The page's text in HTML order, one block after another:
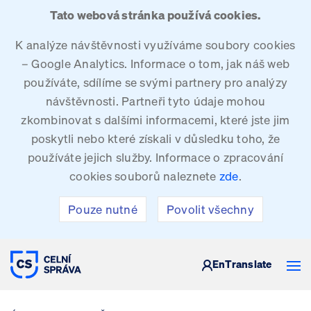
Tato webová stránka používá cookies.
K analýze návštěvnosti využíváme soubory cookies
– Google Analytics. Informace o tom, jak náš web
používáte, sdílíme se svými partnery pro analýzy
návštěvnosti. Partneři tyto údaje mohou
zkombinovat s dalšími informacemi, které jste jim
poskytli nebo které získali v důsledku toho, že
používáte jejich služby. Informace o zpracování
cookies souborů naleznete zde.
Pouze nutné Povolit všechny
CELNÍ SPRÁVA ČESKÉ REPUBLIKY
EnTranslate